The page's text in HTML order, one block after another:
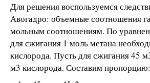
Для решения воспользуемся
Авогадро: объемные соотношения
мольным соотношениям. По
для сжигания 1 моль метана
кислорода. Пусть для сжигания 45
м3 кислорода. Составим пропорцию: